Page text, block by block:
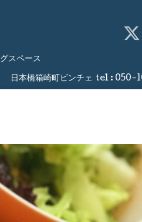
スペース
日本橋箱崎町ビンチェ tel : 050-